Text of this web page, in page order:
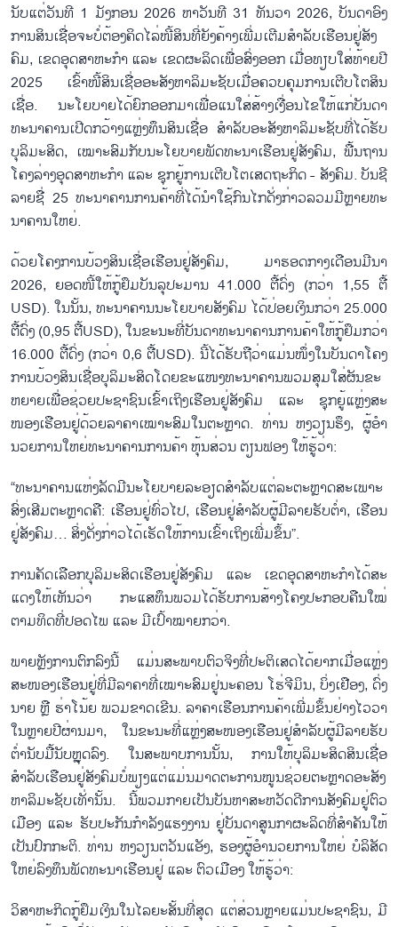
ນັບ​ແຕ່​ວັນ​ທີ 1 ມັງ​ກອນ 2026 ຫາ​ວັນ​ທີ 31 ທັນ​ວາ 2026, ບັນ​ດາ​ອົງ​
ການ​ສິນ​ເຊື່ອ​ຈະ​ບໍ່​​ຕ້ອງຄິດ​ໄລ່​​ໜີ້ສິນທີ່​ຍັງ​ຄ້າງເພີ່ມ​ເຕີມສຳ​ລັບ​ເຮືອນ​ຢູ່​ສັງ​
ຄົມ, ເຂດ​ອຸດ​ສາ​ຫະ​ກຳ ແລະ ເຂດ​​ຜະ​ລິດ​ເພື່ອ​ສົ່ງ​ອອກ ເມື່ອ​ທຽບໃສ່​​ທ້າຍ​ປີ
2025 ເຂົ້າ​ໜີ້ສິນ​ເຊື່ອ​ອະ​ສັງ​ຫາ​ລິ​ມະ​ຊັບ​ເມື່ອ​ຄວບ​ຄຸມກ​ານເຕີບ​ໂຕ​ສິນ​
ເຊື່ອ. ນະ​ໂຍ​ບາຍ​ໄດ້​ຍົກ​ອອກ​ມາ​ເພື່ອ​ແນ​ໃສ່​ສ້າງ​ເງື່ອນ​ໄຂ​ໃຫ້​ແກ່​ບັນ​ດາ​
ທະ​ນາ​ຄານ​ເປີດກວ້າງ​ແຫຼ່ງ​ທຶນ​ສິນ​ເຊື່ອ ສຳ​ລັບ​ອະ​ສັງ​ຫາ​ລິ​ມະ​ຊັບ​ທີ່​ໄດ້​ຮັບ​
ບຸ​ລິ​ມະ​ສິດ, ເໝາະ​ສົມ​ກັບ​ນະ​ໂຍ​ບາຍ​ພັດ​ທະ​ນາ​ເຮືອນ​ຢູ່​ສັງ​ຄົມ, ພື້ນ​ຖານ​
ໂຄ​ງ​ລ່າງ​ອຸດ​ສາ​ຫະ​ກຳ ແລະ ຊຸກ​ຍູ້​ການ​ເຕີ​ບ​ໂຕ​ເສດ​ຖະ​ກິດ - ສັງ​ຄົມ. ບັນ​ຊີ​
ລາຍ​ຊື່ 25 ທະ​ນາ​ຄານ​ການ​ຄ້າທີ່​ໄດ້​ນຳໃຊ້​ກົນ​ໄກ​ດັ່ງ​ກ່າວ​ລວມ​ມີຫຼາຍ​ທະ​
ນາ​ຄານ​ໃຫຍ່.
ດ້ວຍ​ໂຄງ​ການບ້ວງ​ສິນ​ເຊື່ອ​ເຮືອນ​ຢູ່​ສັງ​ຄົມ, ມາ​ຮອດກາງ​ເດືອນ​ມີນາ
2026, ຍອດໜີ້​ໃຫ້​ກູ້​ຢຶມ​ບັນ​ລຸປະມານ 41.000 ຕື້​ດົ່ງ (ກວ່າ 1,55 ຕື້
USD). ໃນ​ນັ້ນ, ທະ​ນາ​ຄານ​ນະ​ໂຍ​ບາຍ​ສັງ​ຄົມ ໄດ້​ປ່ອຍ​ເງິນກວ່າ 25.000
ຕື້​ດົ່ງ (0,95 ຕື້​USD), ໃນ​ຂະ​ນະ​ທີ່​ບັນ​ດາ​ທະ​ນາ​ຄານ​ການ​ຄ້າ​ໃຫ້​ກູ້​ຢຶມກວ່າ
16.000 ຕື້​ດົ່ງ (ກວ່າ 0,6 ຕື້USD). ນີ້​ໄດ້​ຮັບ​ຖື​ວ່າແມ່ນ​ໜຶ່ງ​ໃນ​ບັນ​ດາ​ໂຄງ​
ການບ້ວງ​ສິນ​ເຊື່ອ​ບຸ​ລິ​ມະ​ສິດ​ໂດຍ​ຂະ​ແໜງ​ທະ​ນາ​ຄານພວມ​ສຸມ​ໃສ່​ຜັນ​ຂະ​
ຫຍາຍ​ເພື່ອ​ຊ່ວຍ​ປະ​ຊາ​ຊົນເຂົ້າເຖິງ​ເຮືອນ​ຢູ່ສັງ​ຄົມ ແລະ ຊຸກ​ຍູ້​ແຫຼ່ງ​ສະ​
ໜອງ​ເຮືອນ​ຢູ່​ດ້ວຍ​ລາ​ຄາ​ເໝາະ​ສົມ​ໃນ​ຕະຫຼາດ. ທ່ານ ຫງວຽນ​ຮຶງ, ຜູ້​ອຳ​
ນວຍ​ການ​ໃຫຍ່​ທະ​ນາ​ຄານ​ການ​ຄ້າ ຫຸ້ນ​ສ່ວນ ​ຕຽນ​ຟອງ ໃຫ້​ຮູ້​ວ່າ:
“ທະ​ນາ​ຄານແຫ່ງ​ລັດ​ມີ​ນະ​ໂຍ​ບາຍ​ລະ​ອຽດ​ສຳ​ລັບ​ແຕ່​ລະ​ຕະຫຼາດ​ສະ​ເພາະ​
ສົ່ງ​ເສີມ​ຕະຫຼາດ​ຄື: ເຮືອນ​ຢູ່​ທົ່ວ​ໄປ, ເຮືອນ​ຢູ່ສຳລັບຜູ້​ມີ​ລາຍ​ຮັບ​ຕ່ຳ, ເຮືອນ​
ຢູ່​ສັງ​ຄົມ… ສິ່ງ​ດັ່ງ​ກ່າວ​ໄດ້​ເຮັດ​ໃຫ້ການ​ເຂົ້າ​ເຖິງເພີ່ມຂຶ້ນ”.
ການຄັດ​ເລືອກ​​ບຸ​ລິ​ມະ​ສິດ​ເຮືອນ​ຢູ່​ສັງ​ຄົມ ແລະ ເຂດ​ອຸດ​ສາ​ຫະ​ກຳ​ໄດ້ສະ​
ແດງ​ໃຫ້​ເຫັນ​ວ່າ ກະແສ​ທຶນ​ພວມ​ໄດ້​ຮັບການສ້າງ​ໂຄງ​ປະ​ກອບ​ຄືນໃໝ່
ຕາມ​ທິດທີ່​ປອດ​ໄພ ແລະ ມີ​ເປົ້າ​ໝາຍກວ່າ.
ພາຍຫຼັງ​ການ​ຕົກ​ລົງ​ນີ້​ ແມ່ນສະພາບຕົວຈິງທີ່​​ປະ​ຕິ​ເສດ​ໄດ້ຍາກ​ເມື່ອແຫຼ່ງ​
ສະ​ໜອງ​ເຮືອນ​ຢູ່​ທີ່​ມີລາຄາທີ່ເໝາະສົມຢູ່​ນະ​ຄອນ ໂຮ່​ຈີ​ມິນ, ບິ່ງ​ເຢືອງ, ດົ່ງ​
ນາຍ ຫຼື ຮ່າ​ໂນ້ຍ​ ພວມ​ຂາດ​ເຂີນ. ລາ​ຄາ​ເຮືອນ​ການ​ຄ້າ​ເພີ່ມ​ຂຶ້ນຢ່າງໄວວາ
ໃນ​ຫຼາຍປີ​ຜ່ານ​ມາ, ໃນ​ຂະ​ນະ​ທີ່​ແຫຼ່ງ​ສະ​ໜອງ​ເຮືອນ​ຢູ່ສຳລັບຜູ້​ມີ​ລາຍ​ຮັບ​
ຕ່ຳ​ນັບ​ມື້​ນັບຫຼຸດ​ລົງ. ໃນ​ສະ​ພາບ​ການ​ນັ້ນ, ການ​ໃຫ້​ບຸ​ລິ​ມະ​ສິດ​ສິນ​ເຊື່ອ​
ສຳລັບ​ເຮືອນ​ຢູ່​ສັງ​ຄົມ​ບໍ່​ພຽງ​ແຕ່​ແມ່ນ​ມາດ​ຕະ​ການ​ໜູນ​ຊ່ວຍ​ຕະຫຼາດ​ອະ​ສັງ​
ຫາ​ລິ​ມະ​ຊັບເທັ່ານັ້ນ. ນີ້​ພວມ​ກາຍ​ເປັນ​ບັນຫາສະ​ຫວັດ​ດີ​ການສັງ​ຄົມ​ຢູ່​ຕົວ​
ເມືອງ ແລະ ​ຮັບ​ປະ​ກັນ​ກຳ​ລັງ​ແຮງ​ງານ ຢູ່​ບັນ​ດາ​ສູນ​ກາ​ຜະ​ລິດ​ທີ່​ສຳ​ຄັນໃຫ້​
ເປັນ​ປົກ​ກະ​ຕິ. ທ່ານ ຫງວຽນ​ຕວັນ​ແອັງ, ຮອງ​ຜູ້​ອຳ​ນວຍ​ການ​ໃຫຍ່ ​ບໍ​ລິ​ສັດ​
ໃຫຍ່ລົງ​ທຶນ​ພັດ​ທະ​ນາ​ເຮືອນ​ຢູ່ ແລະ ຕົວ​ເມືອງ ໃຫ້​ຮູ້​ວ່າ:
ວິ​ສາ​ຫະ​ກິດ​ກູ້​ຢຶມ​ເງິນໃນ​ໄລ​ຍະ​ສັ້ນ​ທີ່​ສຸດ​ ແຕ່​ສ່ວນຫຼາຍ​ແມ່ນ​ປະ​ຊາ​ຊົນ, ມີ​